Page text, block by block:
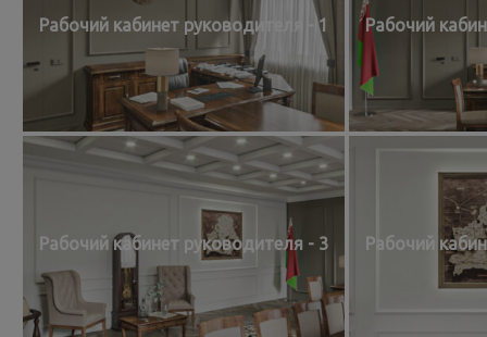
Рабочий кабинет руководителя - 1 Рабочий
Рабочий кабинет руководителя - 3 Рабочий